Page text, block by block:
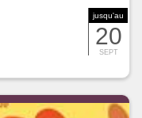
jusqu'au
20
SEPT